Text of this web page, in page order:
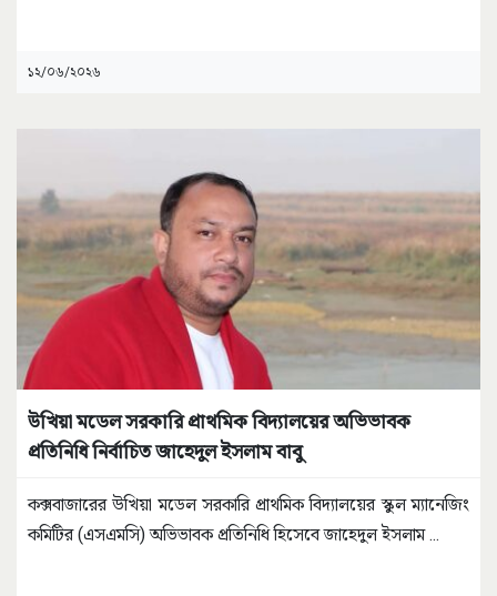
১২/০৬/২০২৬
উখিয়া মডেল সরকারি প্রাথমিক বিদ্যালয়ের অভিভাবক
প্রতিনিধি নির্বাচিত জাহেদুল ইসলাম বাবু
কক্সবাজারের উখিয়া মডেল সরকারি প্রাথমিক বিদ্যালয়ের স্কুল ম্যানেজিং
কমিটির (এসএমসি) অভিভাবক প্রতিনিধি হিসেবে জাহেদুল ইসলাম ...